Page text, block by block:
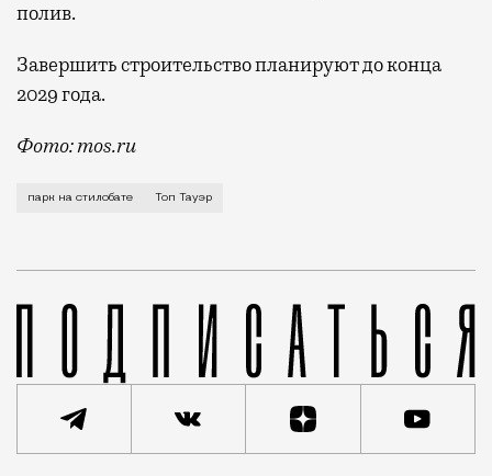
полив.
Завершить строительство планируют до конца
2029 года.
Фото: mos.ru
В «Сити» скоро станет чуть меньше стекла и чуть
парк на стилобате Топ Тауэр